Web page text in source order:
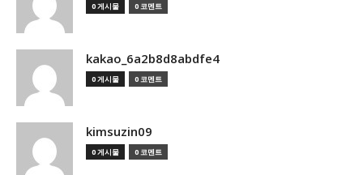
0 게시물 0 코멘트
kakao_6a2b8d8abdfe4
0 게시물 0 코멘트
kimsuzin09
0 게시물 0 코멘트